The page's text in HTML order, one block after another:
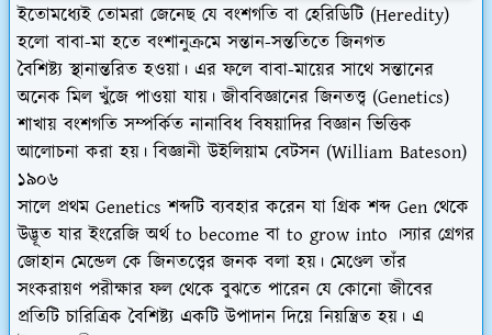
ইতোমধ্যেই তোমরা জেনেছ যে বংশগতি বা হেরিডিটি (Heredity)
হলো বাবা-মা হতে বংশানুক্রমে সন্তান-সন্ততিতে জিনগত
বৈশিষ্ট্য স্থানান্তরিত হওয়া। এর ফলে বাবা-মায়ের সাথে সন্তানের
অনেক মিল খুঁজে পাওয়া যায়। জীববিজ্ঞানের জিনতত্ত্ব (Genetics)
শাখায় বংশগতি সম্পর্কিত নানাবিধ বিষয়াদির বিজ্ঞান ভিত্তিক
আলোচনা করা হয়।বিজ্ঞানী উইলিয়াম বেটসন (William Bateson)
১৯০৬
সালে প্রথম Genetics শব্দটি ব্যবহার করেন যা গ্রিক শব্দ Gen থেকে
উদ্ভূত যার ইংরেজি অর্থ to become বা to grow into ।স্যার গ্রেগর
জোহান মেন্ডেল কে জিনতত্ত্বের জনক বলা হয়। মেণ্ডেল তাঁর
সংকরায়ণ পরীক্ষার ফল থেকে বুঝতে পারেন যে কোনো জীবের
প্রতিটি চারিত্রিক বৈশিষ্ট্য একটি উপাদান দিয়ে নিয়ন্ত্রিত হয়। এ